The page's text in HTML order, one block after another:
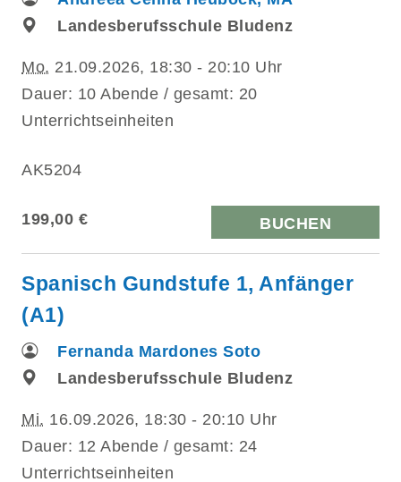
Landesberufsschule Bludenz
Mo. 21.09.2026, 18:30 - 20:10 Uhr
Dauer: 10 Abende / gesamt: 20
Unterrichtseinheiten
AK5204
199,00 € BUCHEN
Spanisch Gundstufe 1, Anfänger
(A1)
Fernanda Mardones Soto
Landesberufsschule Bludenz
Mi. 16.09.2026, 18:30 - 20:10 Uhr
Dauer: 12 Abende / gesamt: 24
Unterrichtseinheiten